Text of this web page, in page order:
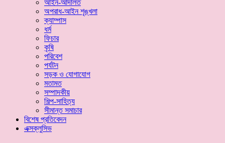
আইন-আদালত
অপরাধ-আইন শৃঙ্খলা
ক্যাম্পাস
ধর্ম
ফিচার
কৃষি
পরিবেশ
পর্যটন
সড়ক ও যোগাযোগ
মতামত
সম্পাদকীয়
শিল্প-সাহিত্য
সীমান্ত সমাচার
বিশেষ প্রতিবেদন
এক্সক্লুসিভ